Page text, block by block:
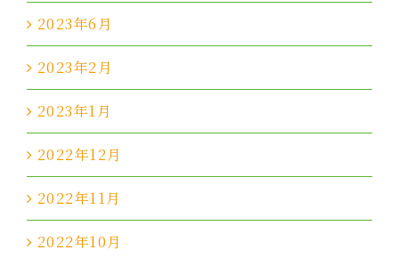
2023年6月
2023年2月
2023年1月
2022年12月
2022年11月
2022年10月